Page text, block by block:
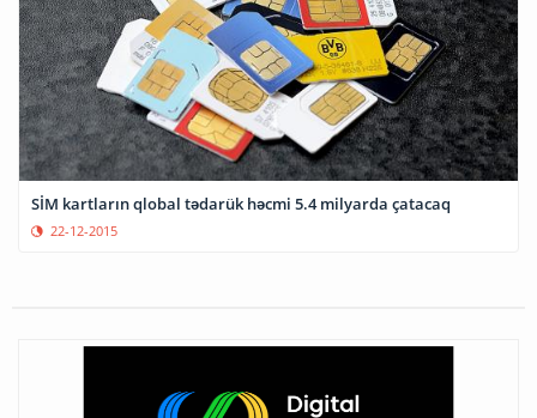
SİM kartların qlobal tədarük həcmi 5.4 milyarda çatacaq
22-12-2015